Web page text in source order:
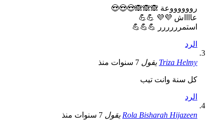
رووووووعة 🙈🙈🙈😍😍😍
عااااش 💜💜 💪💪
استمرررررر 💪💪💪
الرد
Triza Helmy يقول 7 سنوات منذ
كل سنة وانت تيب
الرد
Rola Bisharah Hijazeen يقول 7 سنوات منذ